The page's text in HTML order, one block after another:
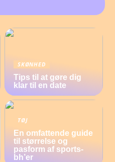
SKØNHED
Tips til at gøre dig
klar til en date
TØJ
En omfattende guide
til størrelse og
pasform af sports-
bh’er